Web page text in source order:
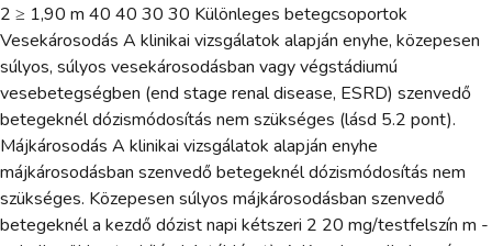
2 ≥ 1,90 m 40 40 30 30 Különleges betegcsoportok
Vesekárosodás A klinikai vizsgálatok alapján enyhe, közepesen
súlyos, súlyos vesekárosodásban vagy végstádiumú
vesebetegségben (end stage renal disease, ESRD) szenvedő
betegeknél dózismódosítás nem szükséges (lásd 5.2 pont).
Májkárosodás A klinikai vizsgálatok alapján enyhe
májkárosodásban szenvedő betegeknél dózismódosítás nem
szükséges. Közepesen súlyos májkárosodásban szenvedő
betegeknél a kezdő dózist napi kétszeri 2 20 mg/testfelszín m -